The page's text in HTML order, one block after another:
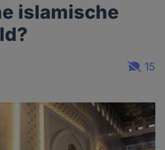
islamische
15